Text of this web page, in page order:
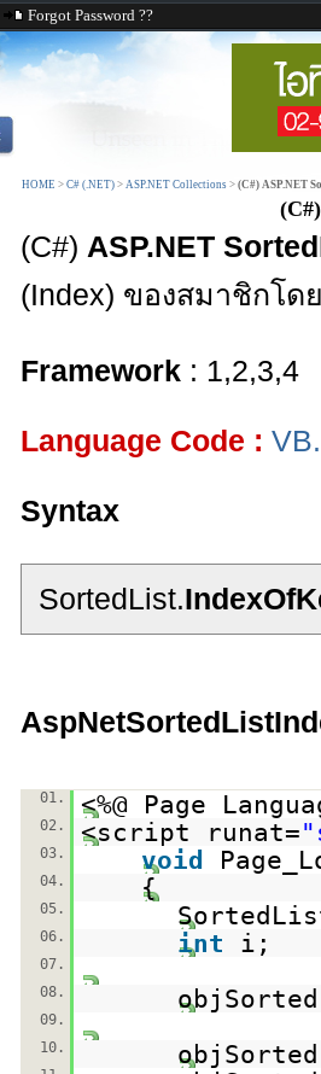
Forgot Password ??
HOME > C# (.NET) > ASP.NET Collections > (C#) ASP.NET
(C#) ASP.NET
(Index) ของสมาชิกโด
Framework : 1,2,3,4
Language Code :
Syntax
SortedList.
01. <%@ Page
02. <script runat=
03. void
04. {
05.
06. int i;
07.
08.
09.
10.